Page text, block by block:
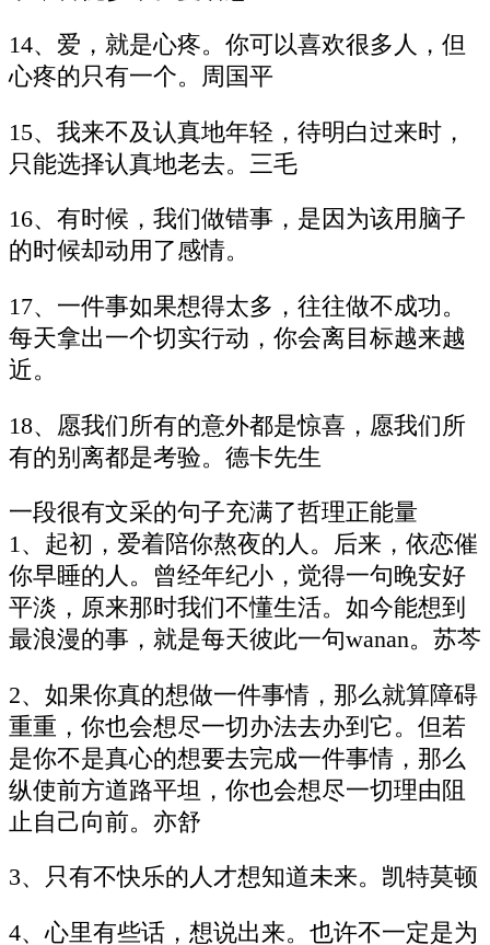
14、爱，就是心疼。你可以喜欢很多人，但
心疼的只有一个。周国平
15、我来不及认真地年轻，待明白过来时，
只能选择认真地老去。三毛
16、有时候，我们做错事，是因为该用脑子
的时候却动用了感情。
17、一件事如果想得太多，往往做不成功。
每天拿出一个切实行动，你会离目标越来越
近。
18、愿我们所有的意外都是惊喜，愿我们所
有的别离都是考验。德卡先生
一段很有文采的句子充满了哲理正能量
1、起初，爱着陪你熬夜的人。后来，依恋催
你早睡的人。曾经年纪小，觉得一句晚安好
平淡，原来那时我们不懂生活。如今能想到
最浪漫的事，就是每天彼此一句wanan。苏芩
2、如果你真的想做一件事情，那么就算障碍
重重，你也会想尽一切办法去办到它。但若
是你不是真心的想要去完成一件事情，那么
纵使前方道路平坦，你也会想尽一切理由阻
止自己向前。亦舒
3、只有不快乐的人才想知道未来。凯特莫顿
4、心里有些话，想说出来。也许不一定是为